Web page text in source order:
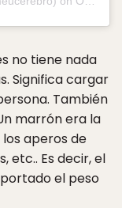
no tiene nada
Significa cargar
También
marrón era la
aperos de
etc.. Es decir, el
el peso